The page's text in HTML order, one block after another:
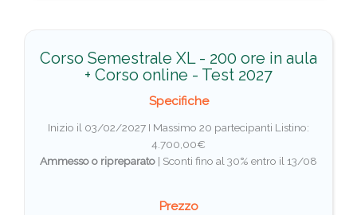
Corso Semestrale XL - 200 ore in aula
+ Corso online - Test 2027
Specifiche
Inizio il 03/02/2027 I Massimo 20 partecipanti Listino:
4.700,00€
Ammesso o ripreparato | Sconti fino al 30% entro il 13/08
Prezzo